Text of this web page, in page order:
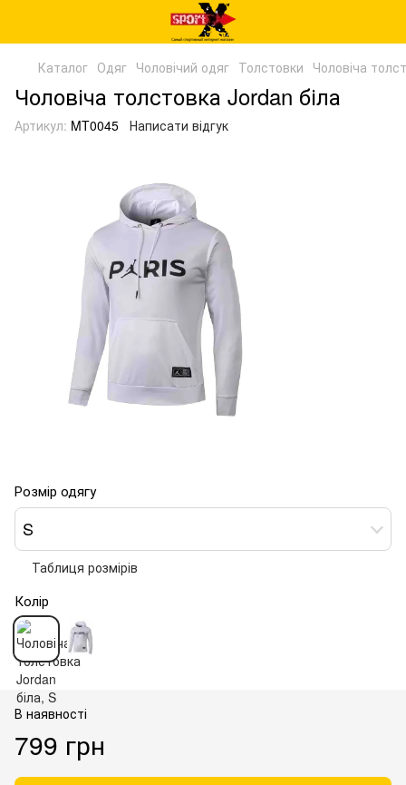
Каталог Одяг Чоловічий одяг Толстовки Чоловіча
Чоловіча толстовка Jordan біла
Артикул: MT0045 Написати відгук
Розмір одягу
S
Таблиця розмірів
Колір
В наявності
799 грн